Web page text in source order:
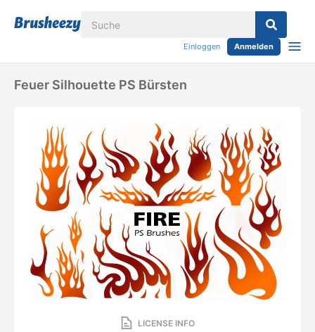
Einloggen Anmelden
Feuer Silhouette PS Bürsten
LICENSE INFO